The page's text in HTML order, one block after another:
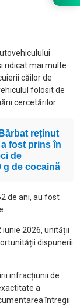
ridicat mai multe
căilor de
folosit de
cercetărilor.
reținut
fost prins în
de
g de cocaină
de ani, au fost
2026, unității
dispunerii
infracțiunii de
a
întregii